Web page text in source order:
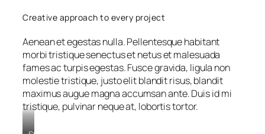
Creative approach to every project
Aenean et egestas nulla. Pellentesque habitant
morbi tristique senectus et netus et malesuada
fames ac turpis egestas. Fusce gravida, ligula non
molestie tristique, justo elit blandit risus, blandit
maximus augue magna accumsan ante. Duis id mi
tristique, pulvinar neque at, lobortis tortor.